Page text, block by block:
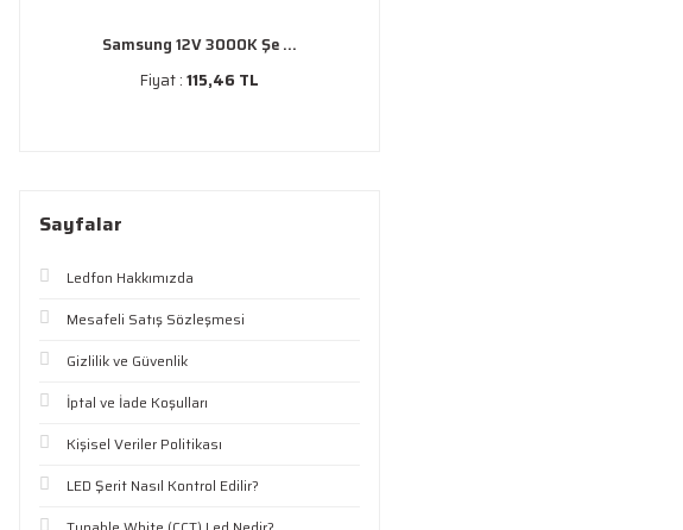
Samsung 12V 3000K Şe ...
Fiyat :115,46 TL
Sayfalar
Ledfon Hakkımızda
Mesafeli Satış Sözleşmesi
Gizlilik ve Güvenlik
İptal ve İade Koşulları
Kişisel Veriler Politikası
LED Şerit Nasıl Kontrol Edilir?